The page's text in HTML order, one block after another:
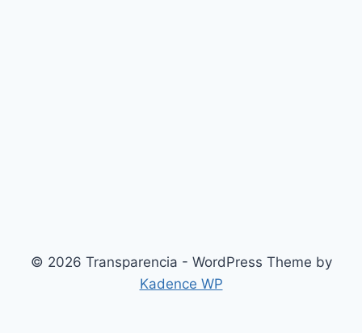
© 2026 Transparencia - WordPress Theme by
Kadence WP